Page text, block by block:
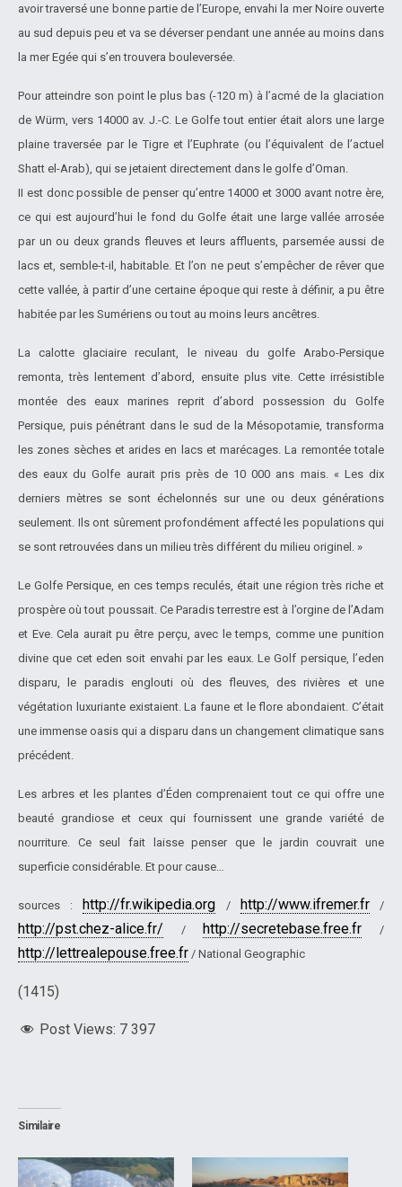
avoir traversé une bonne partie de l’Europe, envahi la mer Noire ouverte
au sud depuis peu et va se déverser pendant une année au moins dans
la mer Egée qui s’en trouvera bouleversée.
Pour atteindre son point le plus bas (-120 m) à l’acmé de la glaciation
de Würm, vers 14000 av. J.-C. Le Golfe tout entier était alors une large
plaine traversée par le Tigre et l’Euphrate (ou l’équivalent de l’actuel
Shatt el-Arab), qui se jetaient directement dans le golfe d’Oman.
II est donc possible de penser qu’entre 14000 et 3000 avant notre ère,
ce qui est aujourd’hui le fond du Golfe était une large vallée arrosée
par un ou deux grands fleuves et leurs affluents, parsemée aussi de
lacs et, semble-t-il, habitable. Et l’on ne peut s’empêcher de rêver que
cette vallée, à partir d’une certaine époque qui reste à définir, a pu être
habitée par les Sumériens ou tout au moins leurs ancêtres.
La calotte glaciaire reculant, le niveau du golfe Arabo-Persique
remonta, très lentement d’abord, ensuite plus vite. Cette irrésistible
montée des eaux marines reprit d’abord possession du Golfe
Persique, puis pénétrant dans le sud de la Mésopotamie, transforma
les zones sèches et arides en lacs et marécages. La remontée totale
des eaux du Golfe aurait pris près de 10 000 ans mais. « Les dix
derniers mètres se sont échelonnés sur une ou deux générations
seulement. Ils ont sûrement profondément affecté les populations qui
se sont retrouvées dans un milieu très différent du milieu originel. »
Le Golfe Persique, en ces temps reculés, était une région très riche et
prospère où tout poussait. Ce Paradis terrestre est à l’orgine de l’Adam
et Eve. Cela aurait pu être perçu, avec le temps, comme une punition
divine que cet eden soit envahi par les eaux. Le Golf persique, l’eden
disparu, le paradis englouti où des fleuves, des rivières et une
végétation luxuriante existaient. La faune et le flore abondaient. C’était
une immense oasis qui a disparu dans un changement climatique sans
précédent.
Les arbres et les plantes d’Éden comprenaient tout ce qui offre une
beauté grandiose et ceux qui fournissent une grande variété de
nourriture. Ce seul fait laisse penser que le jardin couvrait une
superficie considérable. Et pour cause…
sources : http://fr.wikipedia.org / http://www.ifremer.fr/
http://pst.chez-alice.fr/ / http://secretebase.free.fr /
http://lettrealepouse.free.fr / National Geographic
(1415)
Post Views: 7 397
Similaire